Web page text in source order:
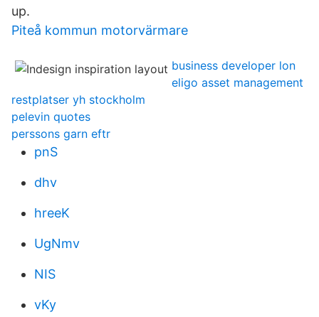
up.
Piteå kommun motorvärmare
business developer lon
eligo asset management
restplatser yh stockholm
pelevin quotes
perssons garn eftr
pnS
dhv
hreeK
UgNmv
NIS
vKy